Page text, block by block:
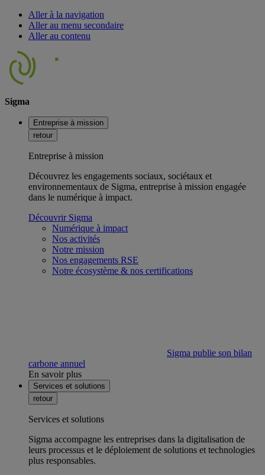
Aller à la navigation
Aller au menu secondaire
Aller au contenu
Sigma
Entreprise à mission
retour
Entreprise à mission
Découvrez les engagements sociaux, sociétaux et
environnementaux de Sigma, entreprise à mission engagée
dans le numérique à impact.
Découvrir Sigma
Numérique à impact
Nos activités
Notre mission
Nos engagements RSE
Notre écosystème & nos certifications
Sigma publie son bilan
carbone annuel
En savoir plus
Services et solutions
retour
Services et solutions
Sigma accompagne les entreprises dans la digitalisation de
leurs processus et le déploiement de solutions et technologies
plus responsables.